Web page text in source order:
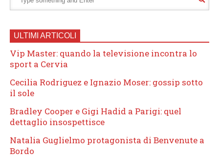
ULTIMI ARTICOLI
Vip Master: quando la televisione incontra lo
sport a Cervia
Cecilia Rodriguez e Ignazio Moser: gossip sotto
il sole
Bradley Cooper e Gigi Hadid a Parigi: quel
dettaglio insospettisce
Natalia Guglielmo protagonista di Benvenute a
Bordo